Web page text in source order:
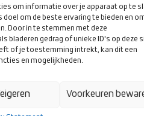
om informatie over je apparaat op te
om de beste ervaring te bieden en
Door in te stemmen met deze
bladeren gedrag of unieke ID's op deze
of je toestemming intrekt, kan dit een
en mogelijkheden.
Voorkeuren
*